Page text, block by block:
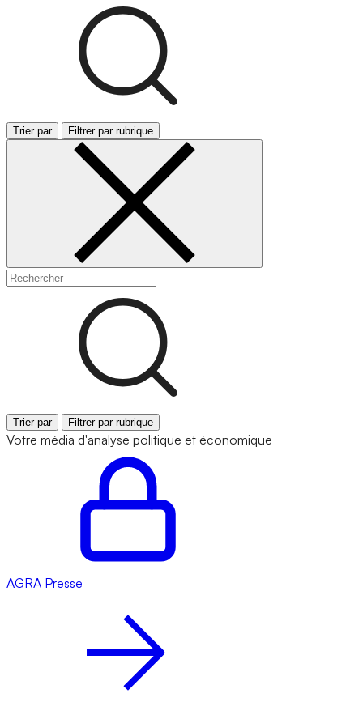
Trier par Filtrer par rubrique
Trier par Filtrer par rubrique
Votre média d'analyse politique et économique
AGRA Presse